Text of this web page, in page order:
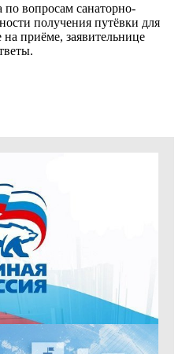
вопросам санаторно-
получения путёвки для
приёме, заявительнице